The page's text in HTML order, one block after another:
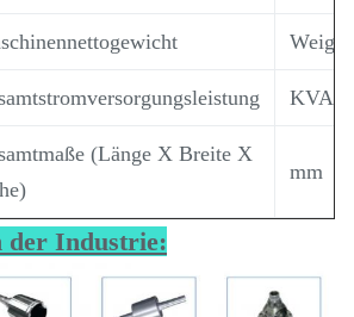
KVA
(Länge X Breite X
mm
der Industrie: